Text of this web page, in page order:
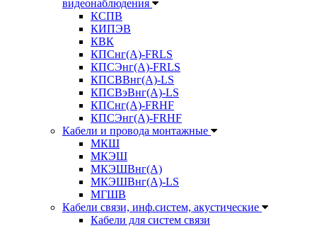
видеонаблюдения
КСПВ
КИПЭВ
КВК
КПСнг(А)-FRLS
КПСЭнг(А)-FRLS
КПСВВнг(А)-LS
КПСВэВнг(А)-LS
КПСнг(А)-FRHF
КПСЭнг(А)-FRHF
Кабели и провода монтажные
МКШ
МКЭШ
МКЭШВнг(А)
МКЭШВнг(А)-LS
МГШВ
Кабели связи, инф.систем, акустические
Кабели для систем связи